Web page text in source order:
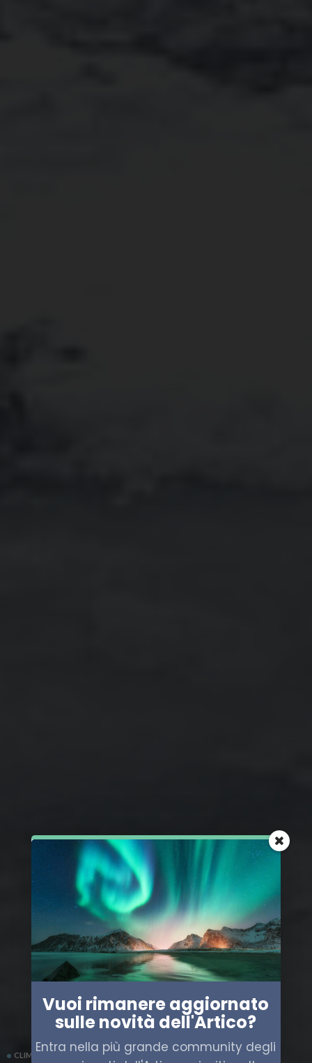
CLIMA
Vuoi rimanere aggiornato
sulle novità dell'Artico?
Entra nella più grande community degli